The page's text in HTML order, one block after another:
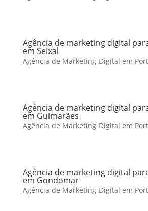
Agência de marketing digital
em Seixal
Agência de Marketing Digital em
Agência de marketing digital
em Guimarães
Agência de Marketing Digital em
Agência de marketing digital
em Gondomar
Agência de Marketing Digital em